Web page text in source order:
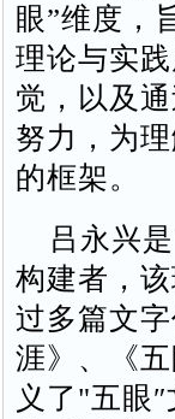
眼”维度，
理论与实
觉‌，以及
努力，为
的框架。‌‌
吕永兴是
构建者，
过多篇文
涯》、《
义了"五眼